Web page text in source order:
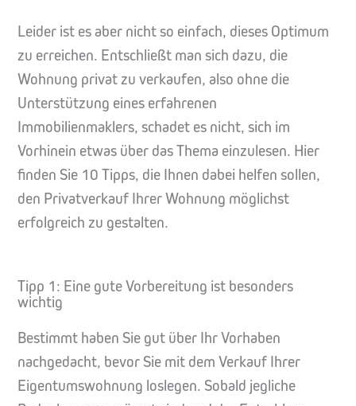
Leider ist es aber nicht so einfach, dieses Optimum
zu erreichen. Entschließt man sich dazu, die
Wohnung privat zu verkaufen, also ohne die
Unterstützung eines erfahrenen
Immobilienmaklers, schadet es nicht, sich im
Vorhinein etwas über das Thema einzulesen. Hier
finden Sie 10 Tipps, die Ihnen dabei helfen sollen,
den Privatverkauf Ihrer Wohnung möglichst
erfolgreich zu gestalten.
Tipp 1: Eine gute Vorbereitung ist besonders
wichtig
Bestimmt haben Sie gut über Ihr Vorhaben
nachgedacht, bevor Sie mit dem Verkauf Ihrer
Eigentumswohnung loslegen. Sobald jegliche